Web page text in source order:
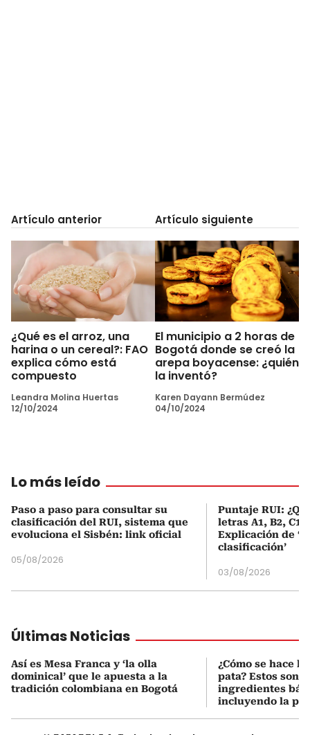
Artículo anterior
¿Qué es el arroz, una
harina o un cereal?: FAO
explica cómo está
compuesto
Leandra Molina Huertas
12/10/2024
Artículo siguiente
El municipio a 2 horas de
Bogotá donde se creó la
arepa boyacense: ¿quién
la inventó?
Karen Dayann Bermúdez
04/10/2024
Lo más leído
Paso a paso para consultar su
clasificación del RUI, sistema que
evoluciona el Sisbén: link oficial
05/08/2026
Puntaje RUI:
letras A1, B2, C1
Explicación de
clasificación’
03/08/2026
Últimas Noticias
Así es Mesa Franca y ‘la olla
dominical’ que le apuesta a la
tradición colombiana en Bogotá
¿Cómo se hace
pata? Estos son
ingredientes
incluyendo la